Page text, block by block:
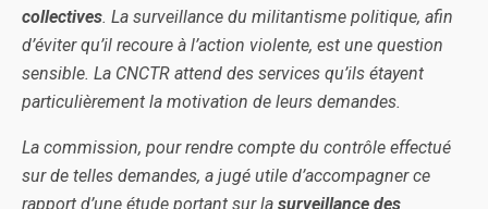
collectives. La surveillance du militantisme politique, afin
d’éviter qu’il recoure à l’action violente, est une question
sensible. La CNCTR attend des services qu’ils étayent
particulièrement la motivation de leurs demandes.
La commission, pour rendre compte du contrôle effectué
sur de telles demandes, a jugé utile d’accompagner ce
rapport d’une étude portant sur la surveillance des